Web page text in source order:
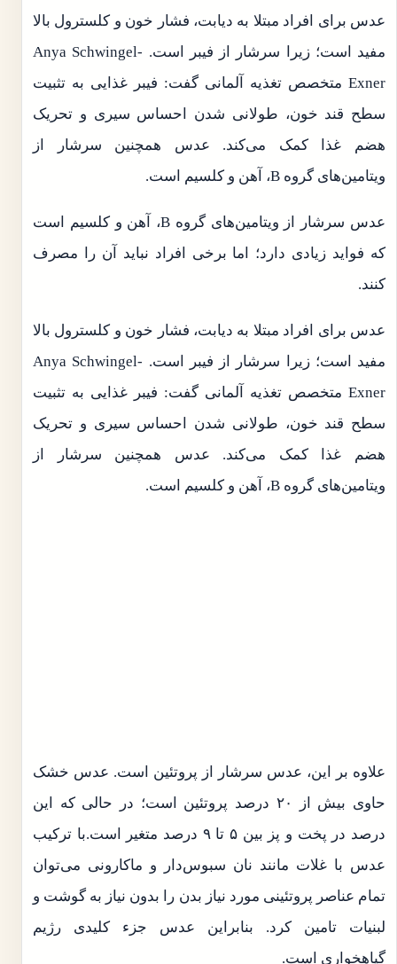
عدس برای افراد مبتلا به دیابت، فشار خون و کلسترول بالا
مفید است؛ زیرا سرشار از فیبر است. Anya Schwingel-
Exner متخصص تغذیه آلمانی گفت: فیبر غذایی به تثبیت
سطح قند خون، طولانی شدن احساس سیری و تحریک
هضم غذا کمک می‌کند. عدس همچنین سرشار از
ویتامین‌های گروه B، آهن و کلسیم است.
عدس سرشار از ویتامین‌های گروه B، آهن و کلسیم است
که فواید زیادی دارد؛ اما برخی افراد نباید آن را مصرف
کنند.
عدس برای افراد مبتلا به دیابت، فشار خون و کلسترول بالا
مفید است؛ زیرا سرشار از فیبر است. Anya Schwingel-
Exner متخصص تغذیه آلمانی گفت: فیبر غذایی به تثبیت
سطح قند خون، طولانی شدن احساس سیری و تحریک
هضم غذا کمک می‌کند. عدس همچنین سرشار از
ویتامین‌های گروه B، آهن و کلسیم است.
علاوه بر این، عدس سرشار از پروتئین است. عدس خشک
حاوی بیش از ۲۰ درصد پروتئین است؛ در حالی که این
درصد در پخت و پز بین ۵ تا ۹ درصد متغیر است.با ترکیب
عدس با غلات مانند نان سبوس‌دار و ماکارونی می‌توان
تمام عناصر پروتئینی مورد نیاز بدن را بدون نیاز به گوشت و
لبنیات تامین کرد. بنابراین عدس جزء کلیدی رژیم
گیاهخواری است.